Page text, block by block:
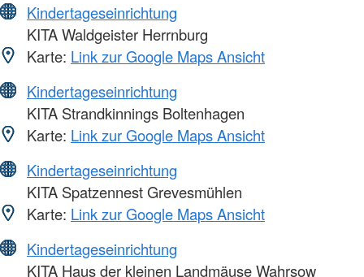
Kindertageseinrichtung
KITA Waldgeister Herrnburg
Karte: Link zur Google Maps Ansicht
Kindertageseinrichtung
KITA Strandkinnings Boltenhagen
Karte: Link zur Google Maps Ansicht
Kindertageseinrichtung
KITA Spatzennest Grevesmühlen
Karte: Link zur Google Maps Ansicht
Kindertageseinrichtung
KITA Haus der kleinen Landmäuse Wahrsow